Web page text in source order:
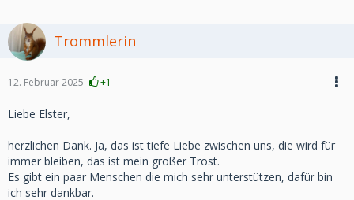
Trommlerin
12. Februar 2025 +1
Liebe Elster,
herzlichen Dank. Ja, das ist tiefe Liebe zwischen uns, die wird für
immer bleiben, das ist mein großer Trost.
Es gibt ein paar Menschen die mich sehr unterstützen, dafür bin
ich sehr dankbar.